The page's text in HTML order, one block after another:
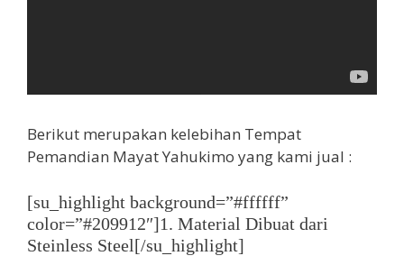
Berikut merupakan kelebihan Tempat
Pemandian Mayat Yahukimo yang kami jual :
[su_highlight background=”#ffffff”
color=”#209912″]1. Material Dibuat dari
Steinless Steel[/su_highlight]